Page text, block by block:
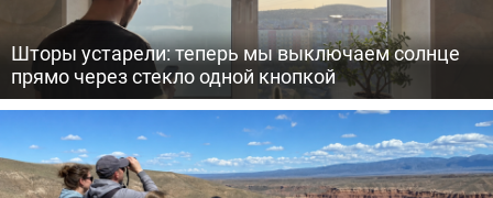
Шторы устарели: теперь мы выключаем солнце
прямо через стекло одной кнопкой